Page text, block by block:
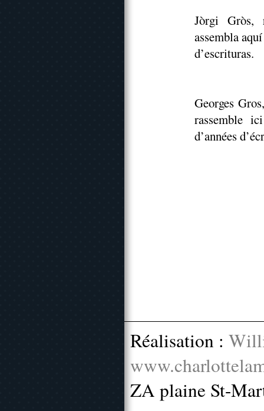
Jòrgi Gròs,
assembla
d’escrituras.
Georges
rassemble
d’années
Réalisation :
ZA plaine St-